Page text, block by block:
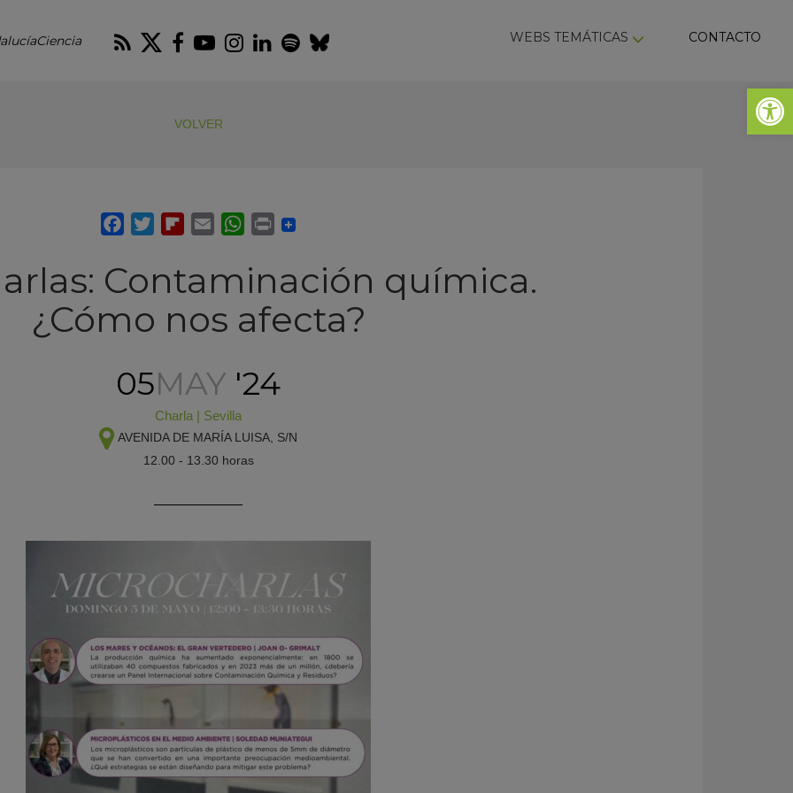
Abrir
RSS Twitter
Facebook
Youtube
Instagram
LinkedIn
Spotify
Bluesky WEBS TEMÁTICAS CONTACTO
VOLVER
Contaminación química.
¿Cómo nos afecta?
05MAY '24
Charla | Sevilla
AVENIDA DE MARÍA LUISA, S/N
12.00 - 13.30 horas